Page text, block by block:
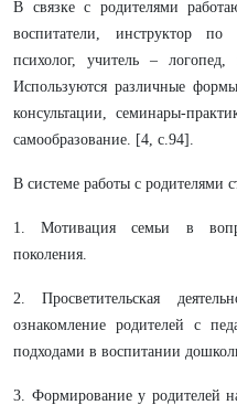
В связке с родителями
воспитатели, инструктор по
психолог, учитель –
Используются различные
консультации, семинары-
самообразование. [4, с.94].
В системе работы с родителями
1. Мотивация семьи в
поколения.
2. Просветительская
ознакомление родителей с
подходами в воспитании
3. Формирование у родителей